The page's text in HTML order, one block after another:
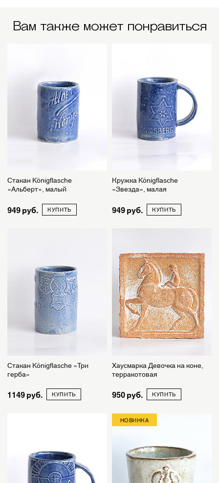
Вам также может понравиться
Стакан Königflasche
«Альберт», малый
949 КУПИТЬ
Кружка Königflasche
«Звезда», малая
949 КУПИТЬ
Стакан Königflasche «Три
герба»
1149 КУПИТЬ
Хаусмарка Девочка на коне,
терракотовая
950 КУПИТЬ
НОВИНКА